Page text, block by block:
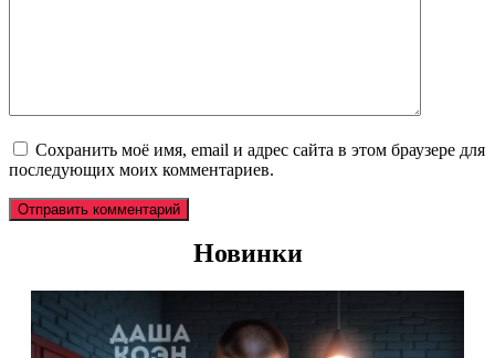
Сохранить моё имя, email и адрес сайта в этом браузере для
последующих моих комментариев.
Новинки